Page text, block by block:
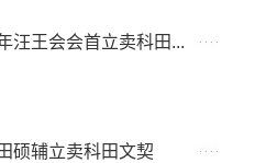
汪王会会首立卖科田...
硕辅立卖科田文契